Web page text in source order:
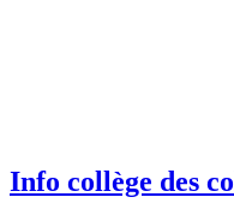
Info collège des